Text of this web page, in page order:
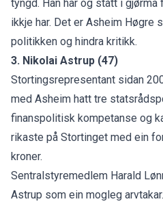
tyngd. Han har òg stått i
ikkje har. Det er Asheim Høgre
politikken og hindra kritikk.
3. Nikolai Astrup (47)
Stortingsrepresentant sidan
med Asheim hatt tre
finanspolitisk kompetanse og
rikaste på Stortinget med ein
kroner.
Sentralstyremedlem Harald
Astrup som ein mogleg arvtakar.